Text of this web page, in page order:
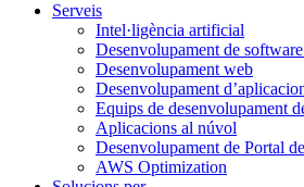
Serveis
Intel·ligència artificial
Desenvolupament de
Desenvolupament web
Desenvolupament
Equips de desenvolupament
Aplicacions al núvol
Desenvolupament de Portal
AWS Optimization